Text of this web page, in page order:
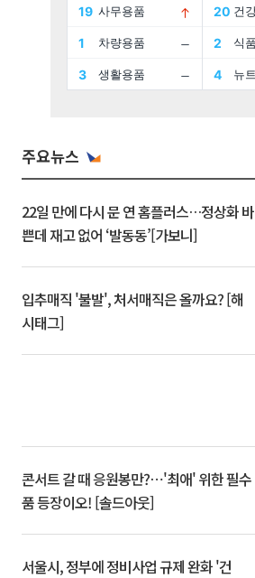
주요뉴스
22일 만에 다시 문 연 홈플러스…정상화 바
쁜데 재고 없어 ‘발동동’[가보니]
입추매직 '불발', 처서매직은 올까요? [해
시태그]
콘서트 갈 때 응원봉만?⋯'최애' 위한 필수
품 등장이오! [솔드아웃]
서울시, 정부에 정비사업 규제 완화 '건